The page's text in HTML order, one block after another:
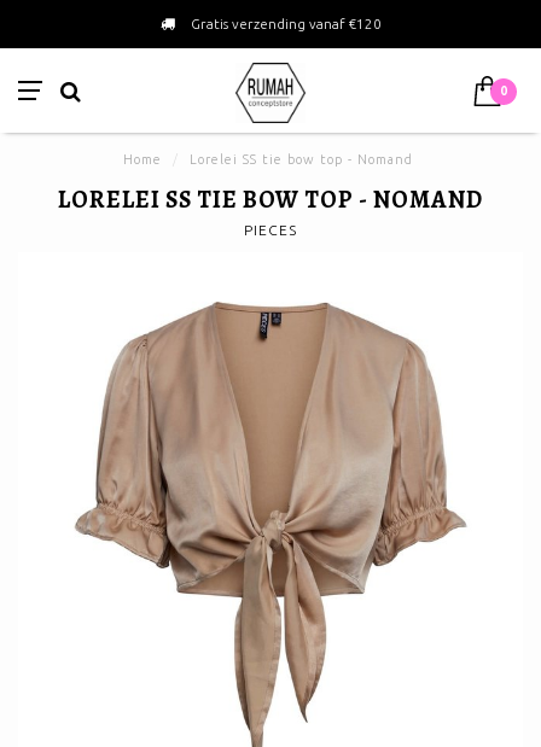
Gratis verzending vanaf €120
0
Home Lorelei SS tie bow top - Nomand
LORELEI SS TIE BOW TOP - NOMAND
PIECES